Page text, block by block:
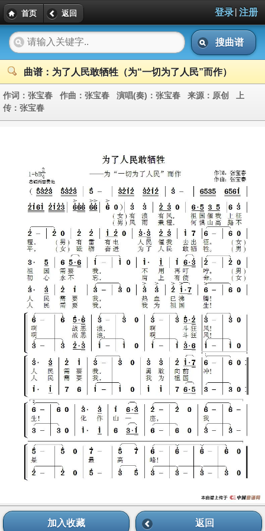
首页 返回 登录| 注册
搜曲谱
曲谱：为了人民敢牺牲（为“一切为了人民”而作）
作词： 张宝春 作曲： 张宝春 演唱(奏)： 张宝春 来源： 原创 上
传： 张宝春
加入收藏 返回